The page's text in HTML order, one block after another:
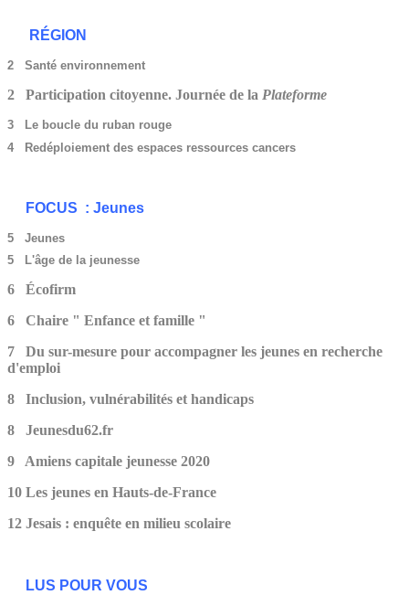
RÉGION
2 Santé environnement
2 Participation citoyenne. Journée de la Plateforme
3 Le boucle du ruban rouge
4 Redéploiement des espaces ressources cancers
FOCUS : Jeunes
5 Jeunes
5 L'âge de la jeunesse
6 Écofirm
6 Chaire " Enfance et famille "
7 Du sur-mesure pour accompagner les jeunes en recherche
d'emploi
8 Inclusion, vulnérabilités et handicaps
8 Jeunesdu62.fr
9 Amiens capitale jeunesse 2020
10 Les jeunes en Hauts-de-France
12 Jesais : enquête en milieu scolaire
LUS POUR VOUS